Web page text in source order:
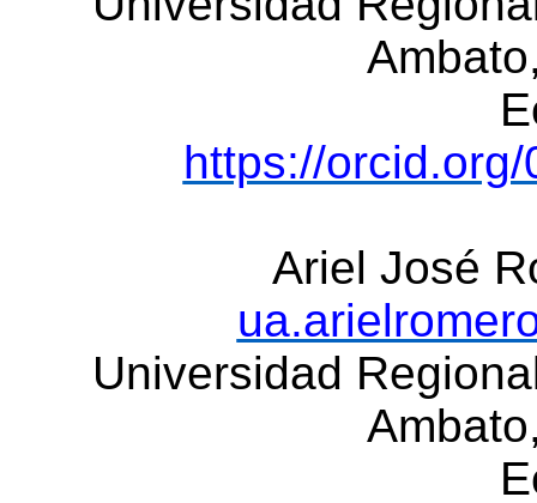
https://
Ariel José
Universidad